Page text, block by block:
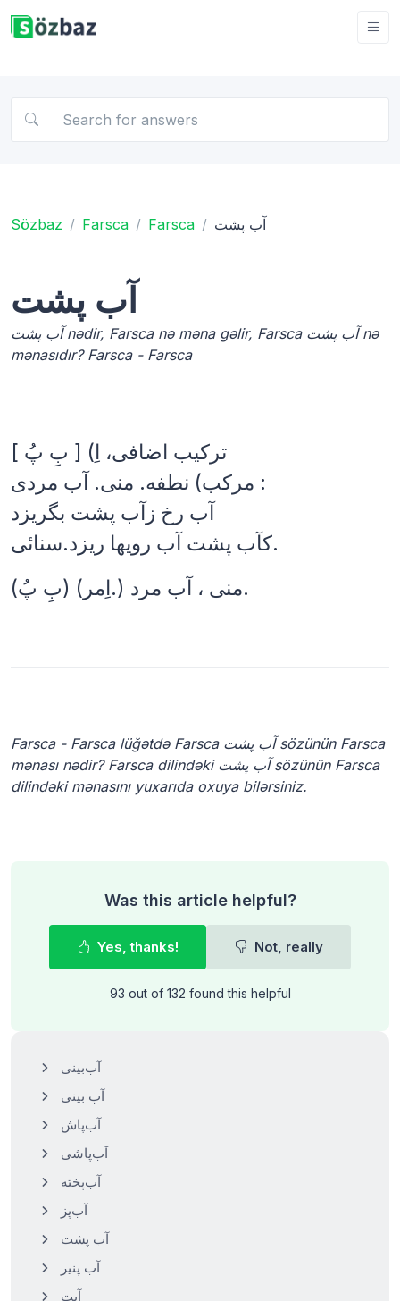
Sözbaz Farsca Farsca آب پشت
آب پشت
آب پشت nədir, Farsca nə məna gəlir, Farsca آب پشت nə
mənasıdır? Farsca - Farsca
[ بِ پُ ] (ترکیب اضافی، اِ
مرکب) نطفه. منی. آب مردی :
آب رخ زآب پشت بگریزد
کآب پشت آب رویها ریزد.سنائی.
(بِ پُ) (اِمر.) منی ، آب مرد.
Farsca - Farsca lüğətdə Farsca آب پشت sözünün Farsca
mənası nədir? Farsca dilindəki آب پشت sözünün Farsca
dilindəki mənasını yuxarıda oxuya bilərsiniz.
Was this article helpful?
Yes, thanks! Not, really
93 out of 132 found this helpful
آب‌بینی
آب بینی
آب‌پاش
آب‌پاشی
آب‌پخته
آب‌پز
آب پشت
آب پنیر
آبت